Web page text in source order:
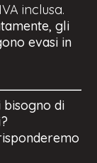
inclusa.
gli
evasi in
di